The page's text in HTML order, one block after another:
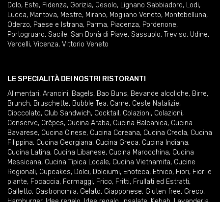
Dolo, Este, Fidenza, Gorizia, Jesolo, Lignano Sabbiadoro, Lodi,
Lucca, Mantova, Mestre, Mirano, Mogliano Veneto, Montebelluna,
Oderzo, Paese e Istrana, Parma, Piacenza, Pordenone,
Portogruaro, Sacile, San Donà di Piave, Sassuolo, Treviso, Udine,
Vercelli, Vicenza, Vittorio Veneto
LE SPECIALITÀ DEI NOSTRI RISTORANTI
Alimentari, Arancini, Bagels, Bao Buns, Bevande alcoliche, Birre,
Brunch, Bruschette, Bubble Tea, Carne, Ceste Natalizie,
Cioccolato, Club Sandwich, Cocktail , Colazioni, Colazioni,
Conserve, Crêpes, Cucina Araba, Cucina Balcanica, Cucina
Bavarese, Cucina Cinese, Cucina Coreana, Cucina Creola, Cucina
Filippina, Cucina Georgiana, Cucina Greca, Cucina Indiana,
Cucina Latina, Cucina Libanese, Cucina Marocchina, Cucina
Messicana, Cucina Tipica Locale, Cucina Vietnamita, Cucine
Regionali, Cupcakes, Dolci, Dolciumi, Enoteca, Etnico, Fiori, Fiori e
piante, Focaccia, Formaggi, Frico, Fritti, Frullati ed Estratti,
Galletto, Gastronomia, Gelato, Giapponese, Gluten free, Greco,